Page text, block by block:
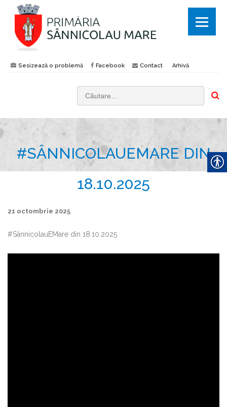
Sesizează o problemă Facebook Contact Arhivă
:
#SÂNNICOLAUEMARE DIN
18.10.2025
21 octombrie 2025
#SânnicolauEMare din 18.10.2025